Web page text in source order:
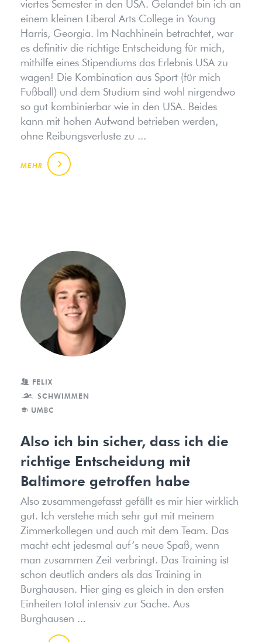
viertes Semester in den USA. Gelandet bin ich an
einem kleinen Liberal Arts College in Young
Harris, Georgia. Im Nachhinein betrachtet, war
es definitiv die richtige Entscheidung für mich,
mithilfe eines Stipendiums das Erlebnis USA zu
wagen! Die Kombination aus Sport (für mich
Fußball) und dem Studium sind wohl nirgendwo
so gut kombinierbar wie in den USA. Beides
kann mit hohen Aufwand betrieben werden,
ohne Reibungsverluste zu ...
MEHR
FELIX
SCHWIMMEN
UMBC
Also ich bin sicher, dass ich die
richtige Entscheidung mit
Baltimore getroffen habe
Also zusammengefasst gefällt es mir hier wirklich
gut. Ich verstehe mich sehr gut mit meinem
Zimmerkollegen und auch mit dem Team. Das
macht echt jedesmal auf‘s neue Spaß, wenn
man zusammen Zeit verbringt. Das Training ist
schon deutlich anders als das Training in
Burghausen. Hier ging es gleich in den ersten
Einheiten total intensiv zur Sache. Aus
Burghausen ...